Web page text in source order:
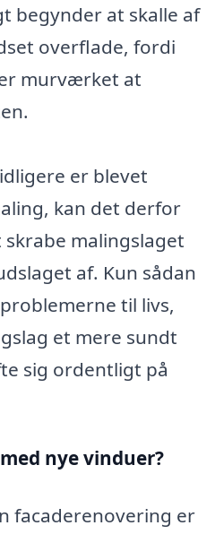
begynder at skalle af
overflade, fordi
murværket at
er blevet
kan det derfor
malingslaget
af. Kun sådan
til livs,
et mere sundt
sig ordentligt på
nye vinduer?
facaderenovering er